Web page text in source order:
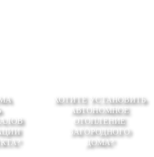
ХОТИТЕ УСТАНОВИТЬ
АВТОНОМНОЕ
ОТОПЛЕНИЕ
ЗАГОРОДНОГО
ДОМА?